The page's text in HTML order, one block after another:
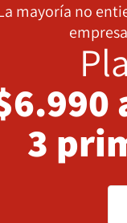
mayoría no
3